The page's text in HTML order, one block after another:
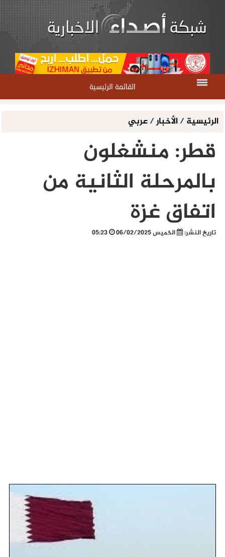
القائمة الرئيسية
الرئيسية/الأخبار/عربي
قطر: منشغلون
بالمرحلة الثانية من
اتفاق غزة
تاريخ النشر: الخميس 06/02/2025